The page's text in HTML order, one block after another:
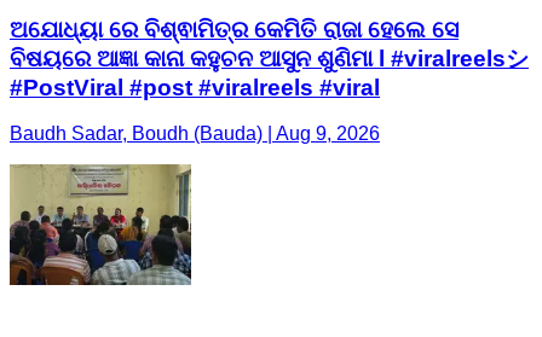
ଅଯୋଧ୍ୟା ରେ ବିଶ୍ଵାମିତ୍ର କେମିତି ରାଜା ହେଲେ ସେ
ବିଷୟରେ ଆଜ୍ଞା କାନା କହୁଚନ ଆସୁନ ଶୁଣିମା l #viralreelsシ
#PostViral #post #viralreels #viral
Baudh Sadar, Boudh (Bauda) | Aug 9, 2026